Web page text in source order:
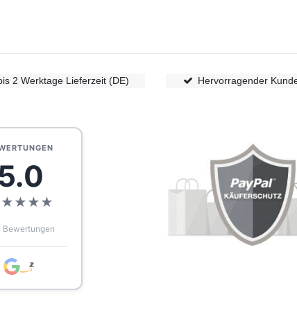
2 Werktage Lieferzeit (DE) Hervorragender
★★★★
Bewertungen